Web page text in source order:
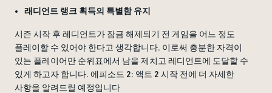
래디언트 랭크 획득의 특별함 유지
시즌 시작 후 레디언트가 잠금 해제되기 전 게임을 어느 정도
플레이할 수 있어야 한다고 생각합니다. 이로써 충분한 자격이
있는 플레이어만 순위표에서 남을 제치고 레디언트에 도달할 수
있게 하고자 합니다. 에피소드 2: 액트 2 시작 전에 더 자세한
사항을 알려드릴 예정입니다